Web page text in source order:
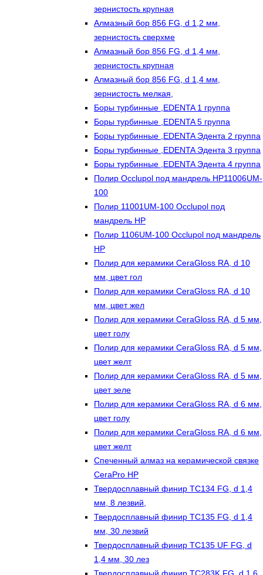
зернистость крупная
Алмазный бор 856 FG, d 1,2 мм,
зернистость сверхме
Алмазный бор 856 FG, d 1,4 мм,
зернистость крупная
Алмазный бор 856 FG, d 1,4 мм,
зернистость мелкая,
Боры турбинные ,EDENTA 1 группа
Боры турбинные ,EDENTA 5 группа
Боры турбинные ,EDENTA Эдента 2 группа
Боры турбинные ,EDENTA Эдента 3 группа
Боры турбинные ,EDENTA Эдента 4 группа
Полир Occlupol под мандрель HP11006UM-
100
Полир 11001UM-100 Occlupol под
мандрель HP
Полир 1106UM-100 Occlupol под мандрель
HP
Полир для керамики CeraGloss RA, d 10
мм, цвет гол
Полир для керамики CeraGloss RA, d 10
мм, цвет жел
Полир для керамики CeraGloss RA, d 5 мм,
цвет голу
Полир для керамики CeraGloss RA, d 5 мм,
цвет желт
Полир для керамики CeraGloss RA, d 5 мм,
цвет зеле
Полир для керамики CeraGloss RA, d 6 мм,
цвет голу
Полир для керамики CeraGloss RA, d 6 мм,
цвет желт
Спеченный алмаз на керамической связке
CeraPro HP
Твердосплавный финир TC134 FG, d 1,4
мм, 8 лезвий,
Твердосплавный финир TC135 FG, d 1,4
мм, 30 лезвий
Твердосплавный финир TC135 UF FG, d
1,4 мм, 30 лез